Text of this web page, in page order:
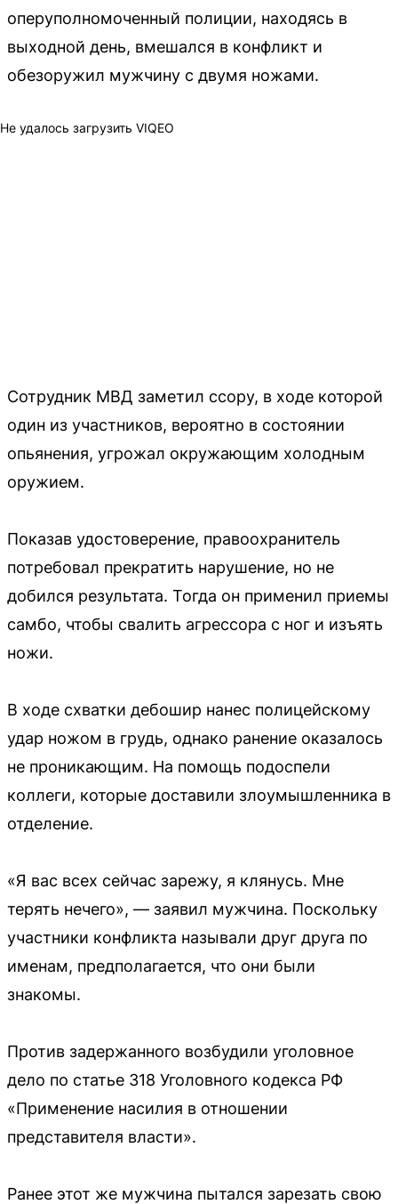
оперуполномоченный полиции, находясь в
выходной день, вмешался в конфликт и
обезоружил мужчину с двумя ножами.
Не удалось загрузить VIQEO
Сотрудник МВД заметил ссору, в ходе которой
один из участников, вероятно в состоянии
опьянения, угрожал окружающим холодным
оружием.
Показав удостоверение, правоохранитель
потребовал прекратить нарушение, но не
добился результата. Тогда он применил приемы
самбо, чтобы свалить агрессора с ног и изъять
ножи.
В ходе схватки дебошир нанес полицейскому
удар ножом в грудь, однако ранение оказалось
не проникающим. На помощь подоспели
коллеги, которые доставили злоумышленника в
отделение.
«Я вас всех сейчас зарежу, я клянусь. Мне
терять нечего», — заявил мужчина. Поскольку
участники конфликта называли друг друга по
именам, предполагается, что они были
знакомы.
Против задержанного возбудили уголовное
дело по статье 318 Уголовного кодекса РФ
«Применение насилия в отношении
представителя власти».
Ранее этот же мужчина пытался зарезать свою